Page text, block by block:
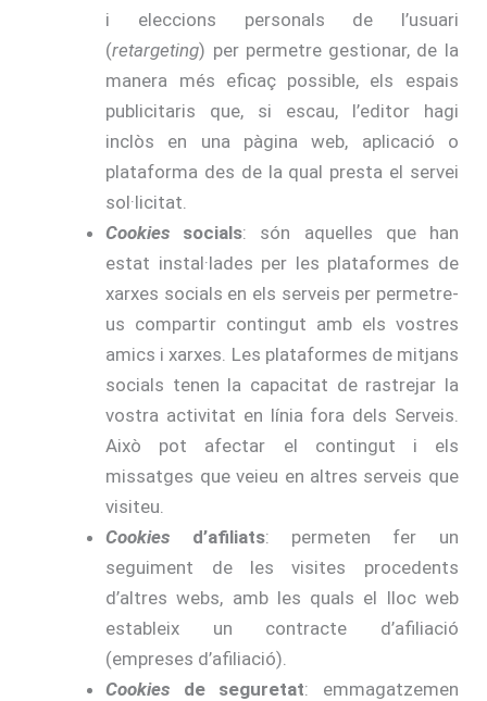
i eleccions personals de l’usuari
(retargeting) per permetre gestionar, de la
manera més eficaç possible, els espais
publicitaris que, si escau, l’editor hagi
inclòs en una pàgina web, aplicació o
plataforma des de la qual presta el servei
sol·licitat.
Cookies socials: són aquelles que han
estat instal·lades per les plataformes de
xarxes socials en els serveis per permetre-
us compartir contingut amb els vostres
amics i xarxes. Les plataformes de mitjans
socials tenen la capacitat de rastrejar la
vostra activitat en línia fora dels Serveis.
Això pot afectar el contingut i els
missatges que veieu en altres serveis que
visiteu.
Cookies d’afiliats: permeten fer un
seguiment de les visites procedents
d’altres webs, amb les quals el lloc web
estableix un contracte d’afiliació
(empreses d’afiliació).
Cookies de seguretat: emmagatzemen